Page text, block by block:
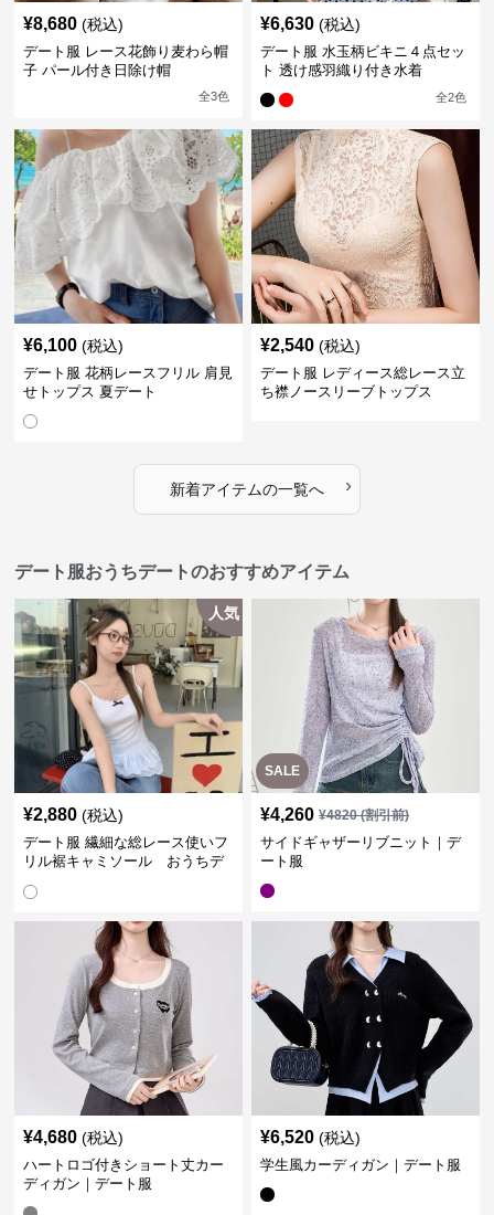
¥8,680 (税込)
デート服 レース花飾り麦わら帽
子 パール付き日除け帽
全3色
¥6,630 (税込)
デート服 水玉柄ビキニ４点セッ
ト 透け感羽織り付き水着
全2色
¥6,100 (税込)
デート服 花柄レースフリル 肩見
せトップス 夏デート
¥2,540 (税込)
デート服 レディース総レース立
ち襟ノースリーブトップス
新着アイテムの一覧へ ›
デート服おうちデートのおすすめアイテム
人気
¥2,880 (税込)
デート服 繊細な総レース使いフ
リル裾キャミソール おうちデ
SALE
¥4,260 ¥4820(割引前)
サイドギャザーリブニット｜デ
ート服
¥4,680 (税込)
ハートロゴ付きショート丈カー
ディガン｜デート服
¥6,520 (税込)
学生風カーディガン｜デート服